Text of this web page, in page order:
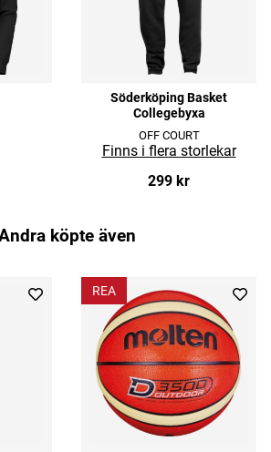
Söderköping Basket
Collegebyxa
OFF COURT
299 kr
köpte även
REA